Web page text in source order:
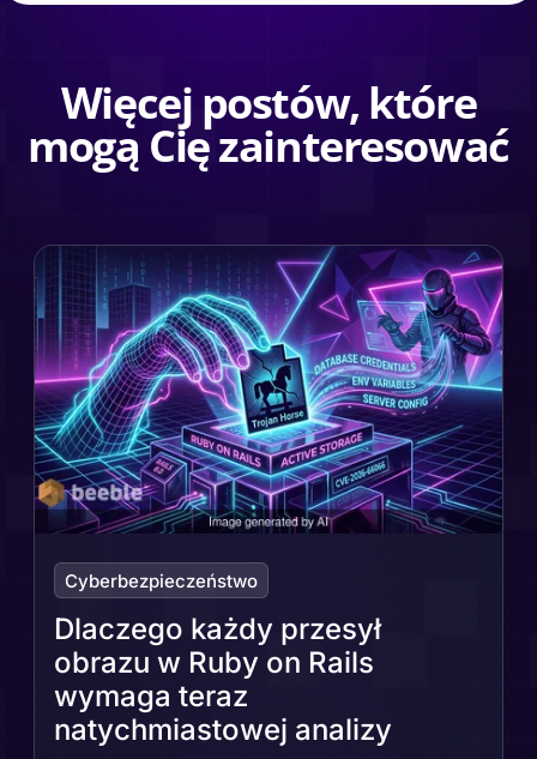
Więcej postów, które
mogą Cię zainteresować
Cyberbezpieczeństwo
Dlaczego każdy przesył
obrazu w Ruby on Rails
wymaga teraz
natychmiastowej analizy